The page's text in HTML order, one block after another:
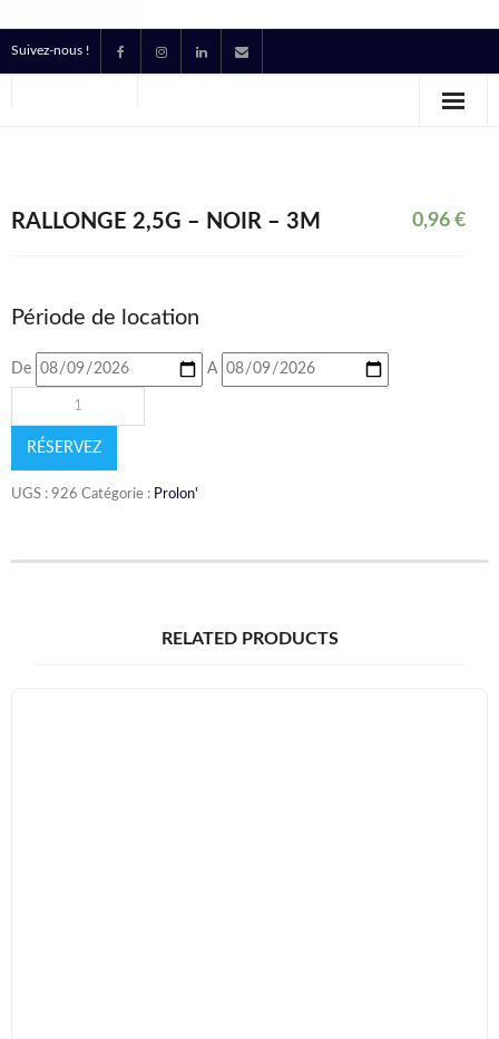
Suivez-nous !
Devis
RALLONGE 2,5G – NOIR – 3M 0,96 €
Période de location
De A
RÉSERVEZ
UGS : 926 Catégorie : Prolon'
RELATED PRODUCTS